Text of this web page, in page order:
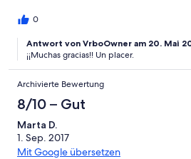
0
Antwort von VrboOwner am 20. Mai
¡¡Muchas gracias!! Un placer.
Archivierte Bewertung
8/10 – Gut
Marta D.
1. Sep. 2017
Mit Google übersetzen